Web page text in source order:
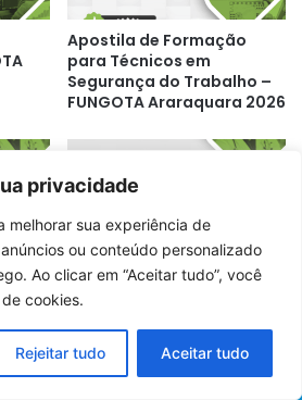
privacidade
melhorar sua experiência de
ou conteúdo personalizado
Ao clicar em “Aceitar tudo”, você
cookies.
Rejeitar tudo Aceitar tudo
Apostila de Formação
para Técnicos em
Segurança do Trabalho –
FUNGOTA Araraquara 2026
Apostila de Enfermagem
Hospitalar FUNGOTA 2026
– Araraquara, SP: Guia
Completo